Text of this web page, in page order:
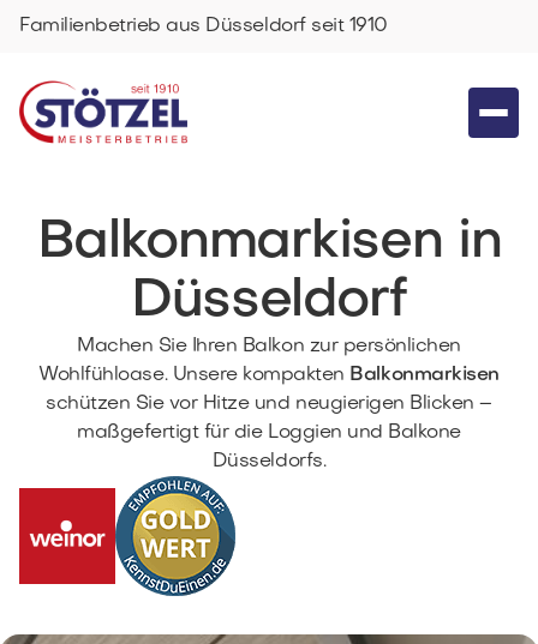
Familienbetrieb aus Düsseldorf seit 1910
Balkonmarkisen in
Düsseldorf
Machen Sie Ihren Balkon zur persönlichen
Wohlfühloase. Unsere kompakten Balkonmarkisen
schützen Sie vor Hitze und neugierigen Blicken –
maßgefertigt für die Loggien und Balkone
Düsseldorfs.